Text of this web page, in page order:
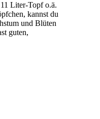
Liter-Topf o.ä.
kannst du
und Blüten
guten,